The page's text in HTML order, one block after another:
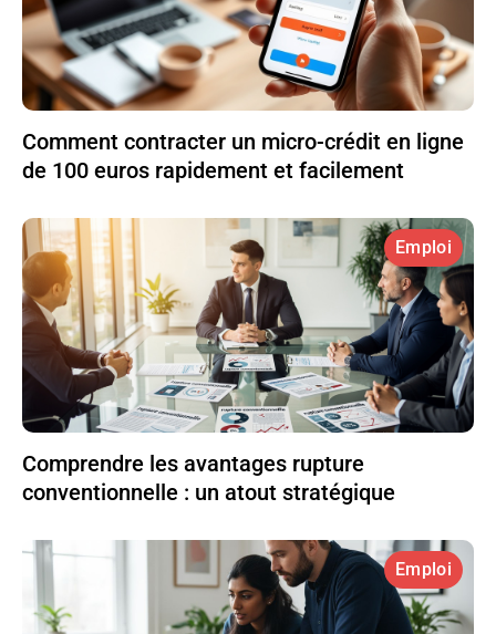
Comment contracter un micro-crédit en ligne
de 100 euros rapidement et facilement
Emploi
Comprendre les avantages rupture
conventionnelle : un atout stratégique
Emploi